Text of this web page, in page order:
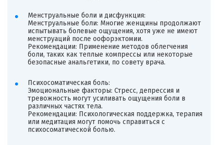
Менструальные боли и дисфункция:
Менструальные боли: Многие женщины продолжают
испытывать болевые ощущения, хотя уже не имеют
менструаций после оофорэктомии.
Рекомендации: Применение методов облегчения
боли, таких как теплые компрессы или некоторые
безопасные анальгетики, по совету врача.
Психосоматическая боль:
Эмоциональные факторы: Стресс, депрессия и
тревожность могут усиливать ощущения боли в
различных частях тела.
Рекомендации: Психологическая поддержка, терапия
или медитация могут помочь справиться с
психосоматической болью.